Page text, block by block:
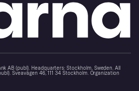
AB (publ). Headquarters: Stockholm, Sweden. All
Sveavägen 46, 111 34 Stockholm. Organization